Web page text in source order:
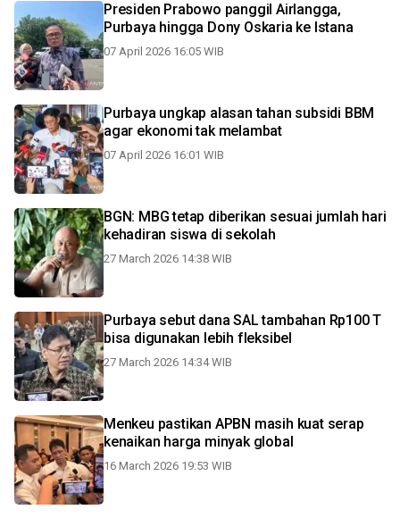
Presiden Prabowo panggil Airlangga,
Purbaya hingga Dony Oskaria ke Istana
07 April 2026 16:05 WIB
Purbaya ungkap alasan tahan subsidi BBM
agar ekonomi tak melambat
07 April 2026 16:01 WIB
BGN: MBG tetap diberikan sesuai jumlah hari
kehadiran siswa di sekolah
27 March 2026 14:38 WIB
Purbaya sebut dana SAL tambahan Rp100 T
bisa digunakan lebih fleksibel
27 March 2026 14:34 WIB
Menkeu pastikan APBN masih kuat serap
kenaikan harga minyak global
16 March 2026 19:53 WIB